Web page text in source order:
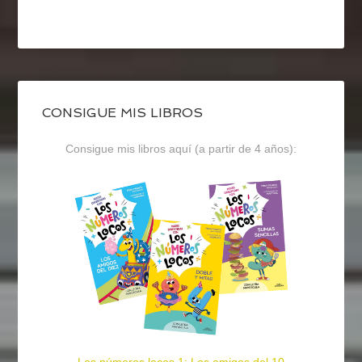
CONSIGUE MIS LIBROS
Consigue mis libros aquí (a partir de 4 años):